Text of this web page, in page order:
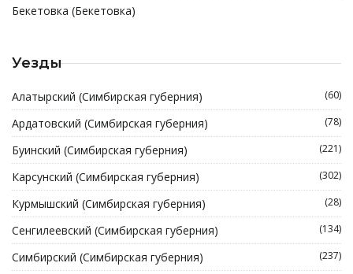
Бекетовка (Бекетовка)
Уезды
Алатырский (Симбирская губерния) (60)
Ардатовский (Симбирская губерния) (78)
Буинский (Симбирская губерния) (221)
Карсунский (Симбирская губерния) (302)
Курмышский (Симбирская губерния) (28)
Сенгилеевский (Симбирская губерния) (134)
Симбирский (Симбирская губерния) (237)